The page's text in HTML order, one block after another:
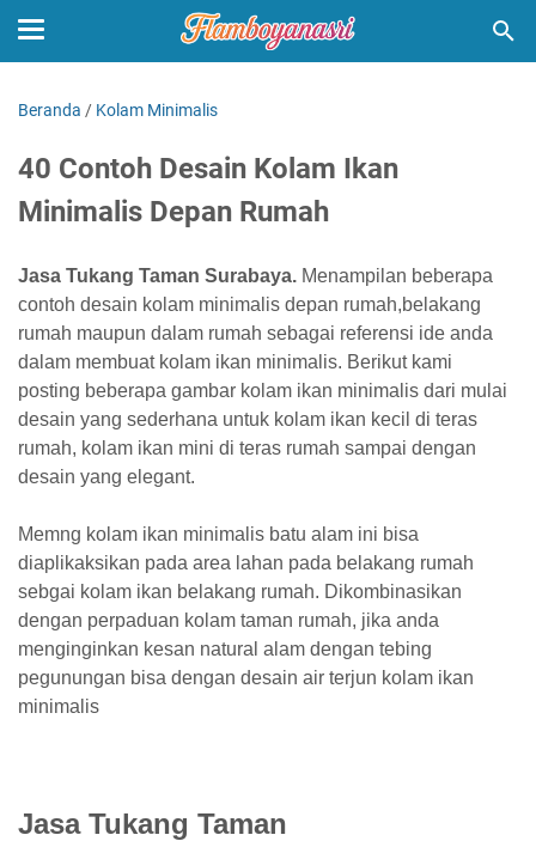
Beranda / Kolam Minimalis
40 Contoh Desain Kolam Ikan
Minimalis Depan Rumah
Jasa Tukang Taman Surabaya. Menampilan beberapa
contoh desain kolam minimalis depan rumah,belakang
rumah maupun dalam rumah sebagai referensi ide anda
dalam membuat kolam ikan minimalis. Berikut kami
posting beberapa gambar kolam ikan minimalis dari mulai
desain yang sederhana untuk kolam ikan kecil di teras
rumah, kolam ikan mini di teras rumah sampai dengan
desain yang elegant.
Memng kolam ikan minimalis batu alam ini bisa
diaplikaksikan pada area lahan pada belakang rumah
sebgai kolam ikan belakang rumah. Dikombinasikan
dengan perpaduan kolam taman rumah, jika anda
menginginkan kesan natural alam dengan tebing
pegunungan bisa dengan desain air terjun kolam ikan
minimalis
Jasa Tukang Taman